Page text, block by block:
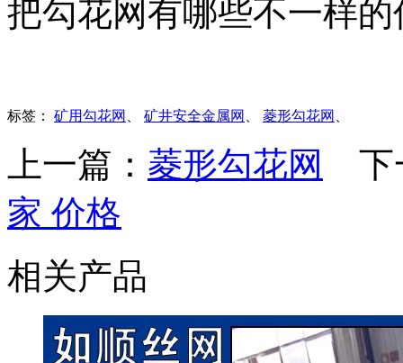
把勾花网有哪些不一样
标签： 矿用勾花网 矿井安全金属网 菱形勾花网
上一篇： 菱形勾花网
下
家 价格
相关产品